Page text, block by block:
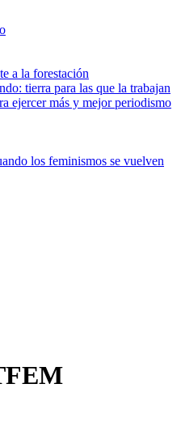
a la forestación
tierra para las que la trabajan
ejercer más y mejor periodismo
los feminismos se vuelven